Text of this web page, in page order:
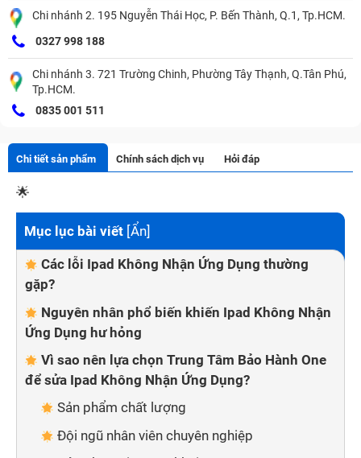
Chi nhánh 2. 195 Nguyễn Thái Học, P. Bến Thành, Q.1, Tp.HCM.
0327 998 188
Chi nhánh 3. 721 Trường Chinh, Phường Tây Thạnh, Q.Tân Phú,
Tp.HCM.
0835 001 511
Chi tiết sản phẩm Chính sách dịch vụ Hỏi đáp
🌟
Mục lục bài viết [Ẩn]
Các lỗi Ipad Không Nhận Ứng Dụng thường
gặp?
Nguyên nhân phổ biến khiến Ipad Không Nhận
Ứng Dụng hư hỏng
Vì sao nên lựa chọn Trung Tâm Bảo Hành One
để sửa Ipad Không Nhận Ứng Dụng?
Sản phẩm chất lượng
Đội ngũ nhân viên chuyên nghiệp